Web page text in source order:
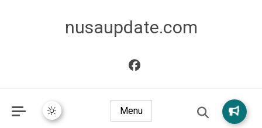
nusaupdate.com
Menu